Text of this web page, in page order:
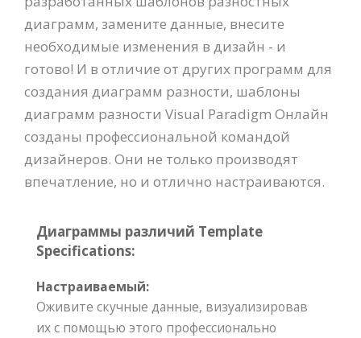
диаграмм, замените данные, внесите
необходимые изменения в дизайн - и
готово! И в отличие от других программ для
создания диаграмм разности, шаблоны
диаграмм разности Visual Paradigm Онлайн
созданы профессиональной командой
дизайнеров. Они не только производят
впечатление, но и отлично настраиваются.
Диаграммы различий Template
Specifications:
Настраиваемый:
Оживите скучные данные, визуализировав
их с помощью этого профессионально